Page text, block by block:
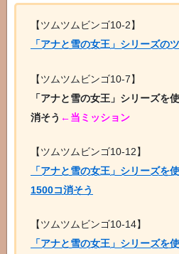
【ツムツムビンゴ10-2】
「アナと雪の女王」シリーズの
【ツムツムビンゴ10-7】
「アナと雪の女王」シリーズを
消そう ←当ミッション
【ツムツムビンゴ10-12】
「アナと雪の女王」シリーズを
1500コ消そう
【ツムツムビンゴ10-14】
「アナと雪の女王」シリーズを